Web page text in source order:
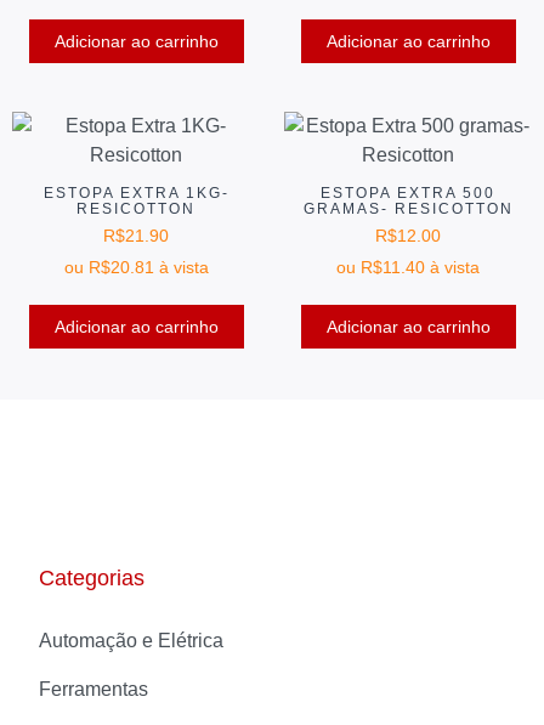
Adicionar ao carrinho Adicionar ao carrinho
ESTOPA EXTRA 1KG-
RESICOTTON
R$21.90
ou R$20.81 à vista
Adicionar ao carrinho
ESTOPA EXTRA 500
GRAMAS- RESICOTTON
R$12.00
ou R$11.40 à vista
Adicionar ao carrinho
Categorias
Automação e Elétrica
Ferramentas